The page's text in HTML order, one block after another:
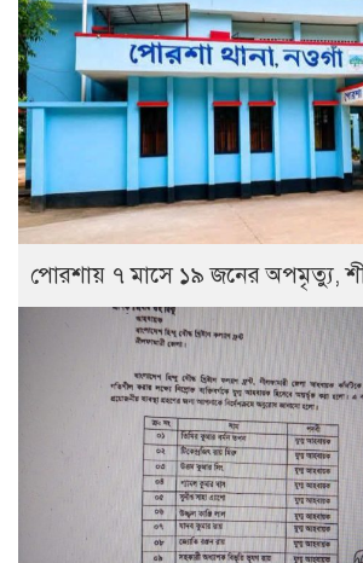
পোরশায় ৭ মাসে ১৯ জনের অপমৃত্যু,